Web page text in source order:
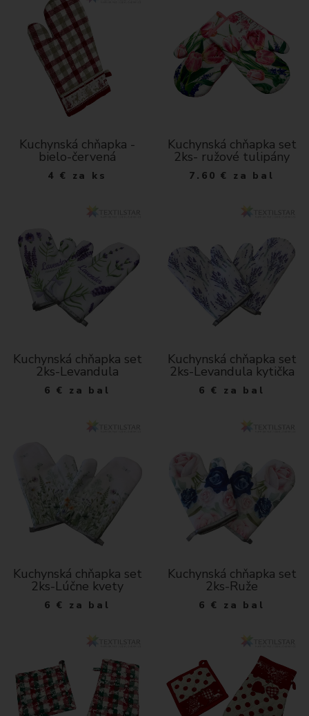
Kuchynská chňapka -
bielo-červená
4 € za ks
Kuchynská chňapka set
2ks- ružové tulipány
7.60 € za bal
Kuchynská chňapka set
2ks-Levandula
6 € za bal
Kuchynská chňapka set
2ks-Levandula kytička
6 € za bal
Kuchynská chňapka set
2ks-Lúčne kvety
6 € za bal
Kuchynská chňapka set
2ks-Ruže
6 € za bal